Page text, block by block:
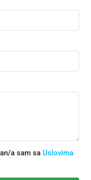
a sam sa Uslovima